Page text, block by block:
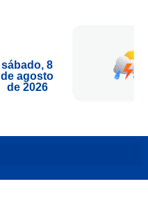
sábado, 8
de agosto
de 2026